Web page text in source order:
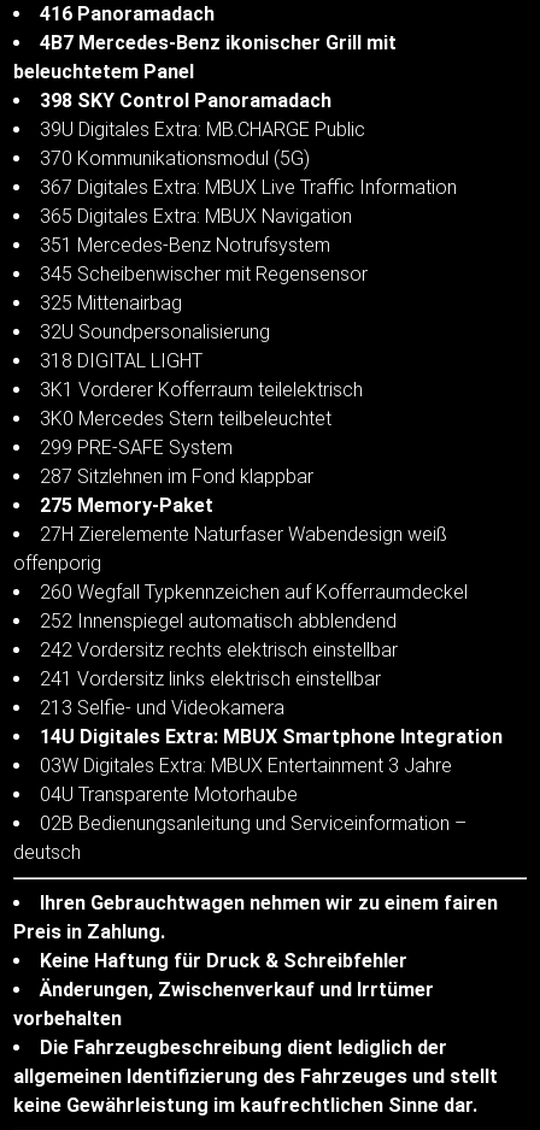
416 Panoramadach
4B7 Mercedes-Benz ikonischer Grill mit
beleuchtetem Panel
398 SKY Control Panoramadach
39U Digitales Extra: MB.CHARGE Public
370 Kommunikationsmodul (5G)
367 Digitales Extra: MBUX Live Traffic Information
365 Digitales Extra: MBUX Navigation
351 Mercedes-Benz Notrufsystem
345 Scheibenwischer mit Regensensor
325 Mittenairbag
32U Soundpersonalisierung
318 DIGITAL LIGHT
3K1 Vorderer Kofferraum teilelektrisch
3K0 Mercedes Stern teilbeleuchtet
299 PRE-SAFE System
287 Sitzlehnen im Fond klappbar
275 Memory-Paket
27H Zierelemente Naturfaser Wabendesign weiß
offenporig
260 Wegfall Typkennzeichen auf Kofferraumdeckel
252 Innenspiegel automatisch abblendend
242 Vordersitz rechts elektrisch einstellbar
241 Vordersitz links elektrisch einstellbar
213 Selfie- und Videokamera
14U Digitales Extra: MBUX Smartphone Integration
03W Digitales Extra: MBUX Entertainment 3 Jahre
04U Transparente Motorhaube
02B Bedienungsanleitung und Serviceinformation –
deutsch
Ihren Gebrauchtwagen nehmen wir zu einem fairen
Preis in Zahlung.
Keine Haftung für Druck & Schreibfehler
Änderungen, Zwischenverkauf und Irrtümer
vorbehalten
Die Fahrzeugbeschreibung dient lediglich der
allgemeinen Identifizierung des Fahrzeuges und stellt
keine Gewährleistung im kaufrechtlichen Sinne dar.